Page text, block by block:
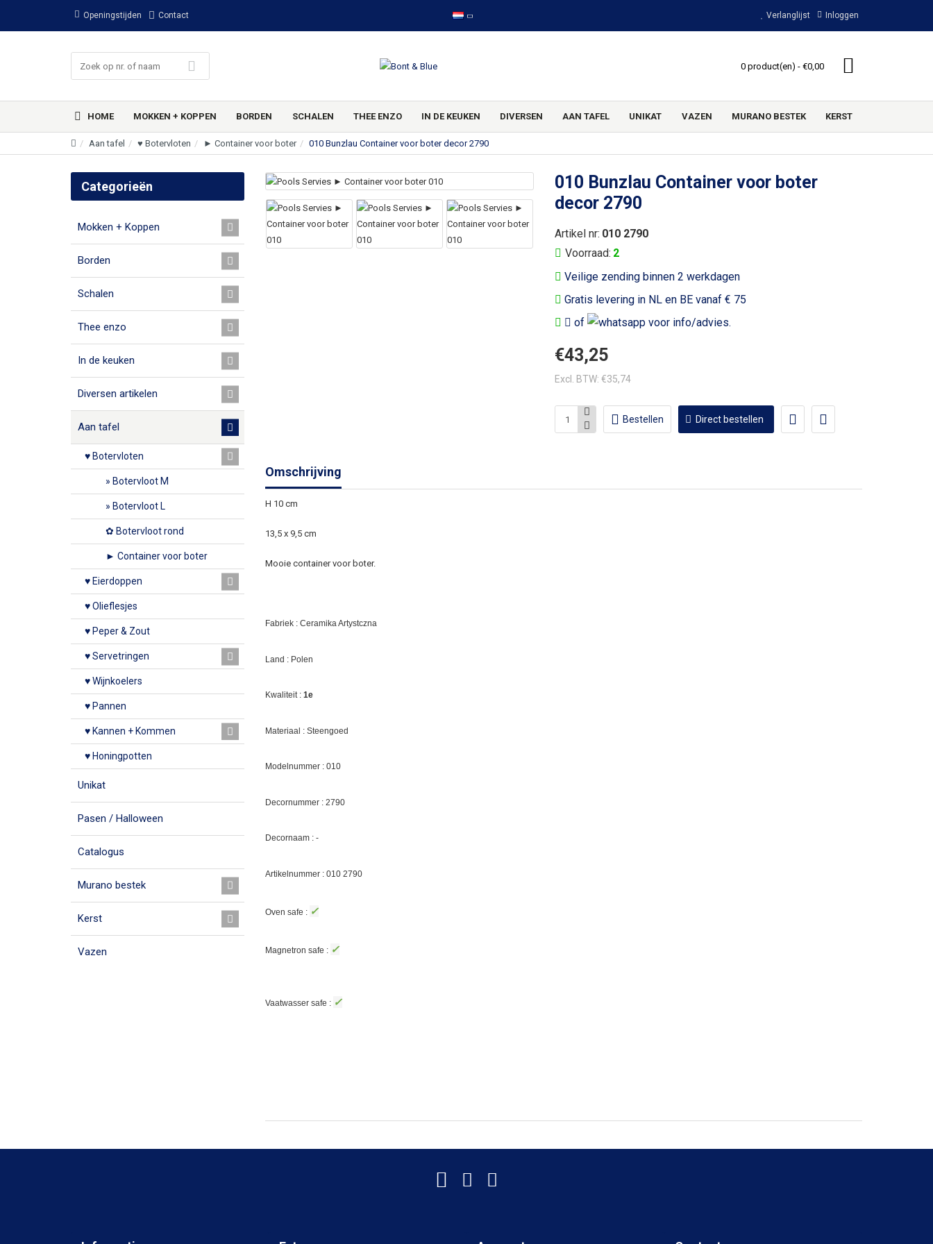
Openingstijden Contact Verlanglijst Inloggen
0 product(en) - €0,00
HOME MOKKEN + KOPPEN BORDEN SCHALEN THEE ENZO IN DE KEUKEN DIVERSEN AAN TAFEL UNIKAT VAZEN MURANO BESTEK KERST
Aan tafel ♥ Botervloten ► Container voor boter 010 Bunzlau Container voor boter decor 2790
Categorieën
Mokken + Koppen
Borden
Schalen
Thee enzo
In de keuken
Diversen artikelen
Aan tafel
♥ Botervloten
» Botervloot M
» Botervloot L
✿ Botervloot rond
► Container voor boter
♥ Eierdoppen
♥ Olieflesjes
♥ Peper & Zout
♥ Servetringen
♥ Wijnkoelers
♥ Pannen
♥ Kannen + Kommen
♥ Honingpotten
Unikat
Pasen / Halloween
Catalogus
Murano bestek
Kerst
Vazen
010 Bunzlau Container voor boter
decor 2790
Veilige zending binnen 2 werkdagen
Gratis levering in NL en BE vanaf € 75
of
voor info/advies.
Voorraad: 2
Artikel nr: 010 2790
€43,25
Excl. BTW: €35,74
Bestellen Direct bestellen
Omschrijving
H 10 cm
13,5 x 9,5 cm
Mooie container voor boter.
Fabriek : Ceramika Artystczna
Land : Polen
Kwaliteit : 1e
Materiaal : Steengoed
Modelnummer : 010
Decornummer : 2790
Decornaam : -
Artikelnummer : 010 2790
Oven safe : ✓
Magnetron safe : ✓
Vaatwasser safe : ✓